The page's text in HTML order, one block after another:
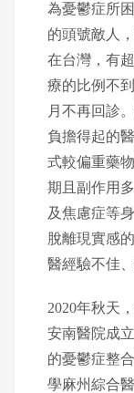
為憂鬱症所
的頭號敵人
在台灣，有
療的比例不
月不再回診
負擔得起的
式較偏重藥
期且副作用
及焦慮症等
脫離現實感
醫經驗不佳
2020年秋天
安南醫院成
的憂鬱症整
學麻州綜合